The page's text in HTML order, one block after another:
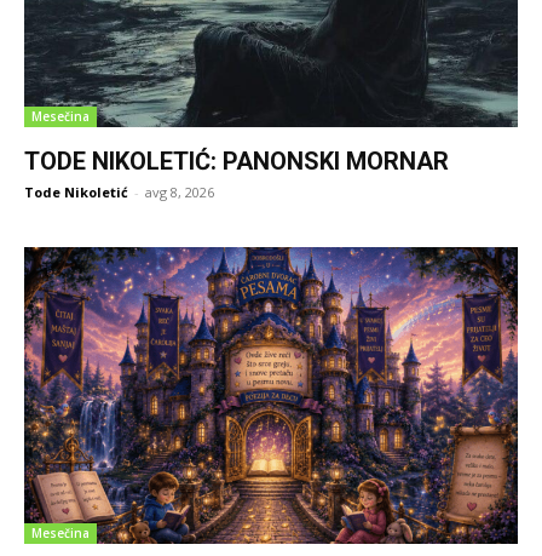
Mesečina
TODE NIKOLETIĆ: PANONSKI MORNAR
Tode Nikoletić - avg 8, 2026
Mesečina